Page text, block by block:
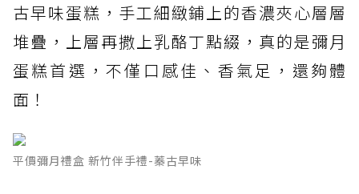
古早味蛋糕，手工細緻鋪上的香濃夾心層層
堆疊，上層再撒上乳酪丁點綴，真的是彌月
蛋糕首選，不僅口感佳、香氣足，還夠體
面！
平價彌月禮盒 新竹伴手禮-蓁古早味